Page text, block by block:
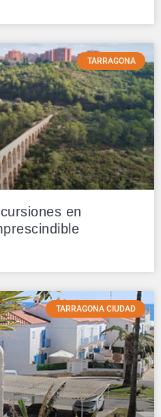
TARRAGONA
en
TARRAGONA CIUDAD